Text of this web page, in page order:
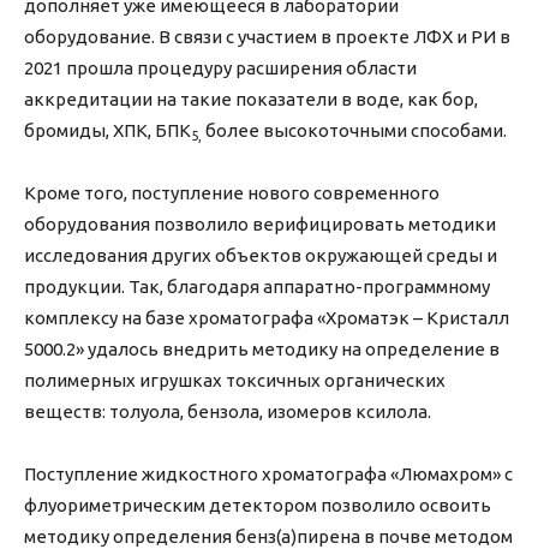
дополняет уже имеющееся в лаборатории
оборудование. В связи с участием в проекте ЛФХ и РИ в
2021 прошла процедуру расширения области
аккредитации на такие показатели в воде, как бор,
бромиды, ХПК, БПК5, более высокоточными способами.
Кроме того, поступление нового современного
оборудования позволило верифицировать методики
исследования других объектов окружающей среды и
продукции. Так, благодаря аппаратно-программному
комплексу на базе хроматографа «Хроматэк – Кристалл
5000.2» удалось внедрить методику на определение в
полимерных игрушках токсичных органических
веществ: толуола, бензола, изомеров ксилола.
Поступление жидкостного хроматографа «Люмахром» с
флуориметрическим детектором позволило освоить
методику определения бенз(а)пирена в почве методом